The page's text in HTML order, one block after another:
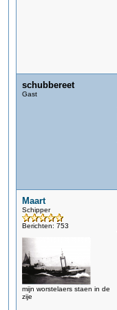
schubbereet
Gast
Maart
Schipper
Berichten: 753
mijn worstelaers staen in de
zije